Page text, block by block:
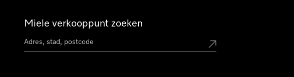
Miele verkooppunt zoeken